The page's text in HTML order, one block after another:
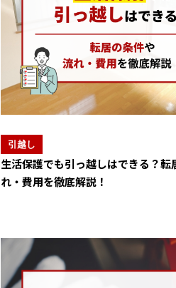
引越し
生活保護でも引っ越しはできる？転
れ・費用を徹底解説！